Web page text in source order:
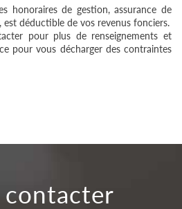
honoraires de gestion, assurance de
est déductible de vos revenus fonciers.
pour plus de renseignements et
pour vous décharger des contraintes
contacter